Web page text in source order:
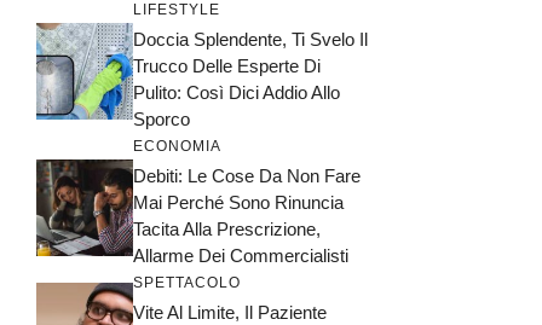
LIFESTYLE
Doccia Splendente, Ti Svelo Il
Trucco Delle Esperte Di
Pulito: Così Dici Addio Allo
Sporco
ECONOMIA
Debiti: Le Cose Da Non Fare
Mai Perché Sono Rinuncia
Tacita Alla Prescrizione,
Allarme Dei Commercialisti
SPETTACOLO
Vite Al Limite, Il Paziente